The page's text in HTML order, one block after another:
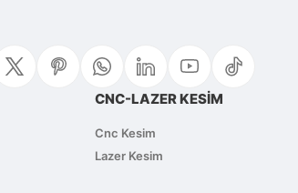
CNC-LAZER KESİM
Cnc Kesim
Lazer Kesim